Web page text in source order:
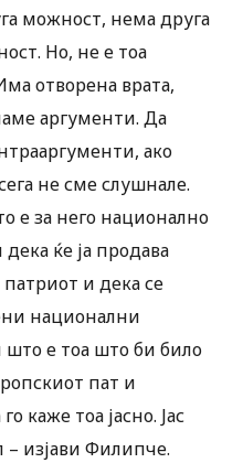
можност, нема друга
Но, не е тоа
отворена врата,
аргументи. Да
ако
не сме слушнале.
е за него национално
ќе ја продава
и дека се
национални
што е тоа што би било
пат и
каже тоа јасно. Јас
– изјави Филипче.